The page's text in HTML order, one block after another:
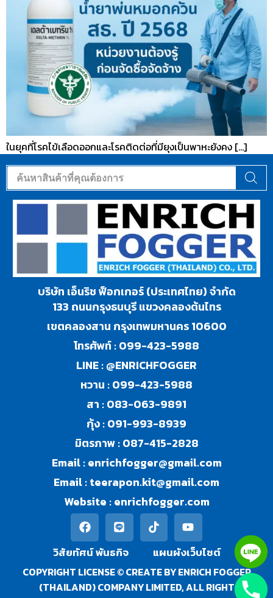
ในยุคที่โรคไข้เลือดออกและโรคติดต่อที่มียุงเป็นพาหะยังคง […]
บริษัท เอ็นริช ฟ็อกเกอร์ (ประเทศไทย) จำกัด
133 ถนนกรุงธนบุรี แขวงคลองต้นไทร
เขตคลองสาน กรุงเทพมหานคร 10600
โทรศัพท์ :099-423-5988
LINE :@ENRICHFOGGER
หวาน :099-423-5988
สา :083-063-9891
กุ้ง :091-993-8939
มิตรภาพ :087-415-2828
Email :enrichfogger@gmail.com
Email :teerapon.kit@gmail.com
Website :enrichfogger.com
วิสัยทัศน์ พันธกิจ​ แผนผังเว็บไซต์
COPYRIGHT LICENSE © CREATE BY ENRICH FOGGER
(THAILAND) COMPANY LIMITED, ALL RIGHT